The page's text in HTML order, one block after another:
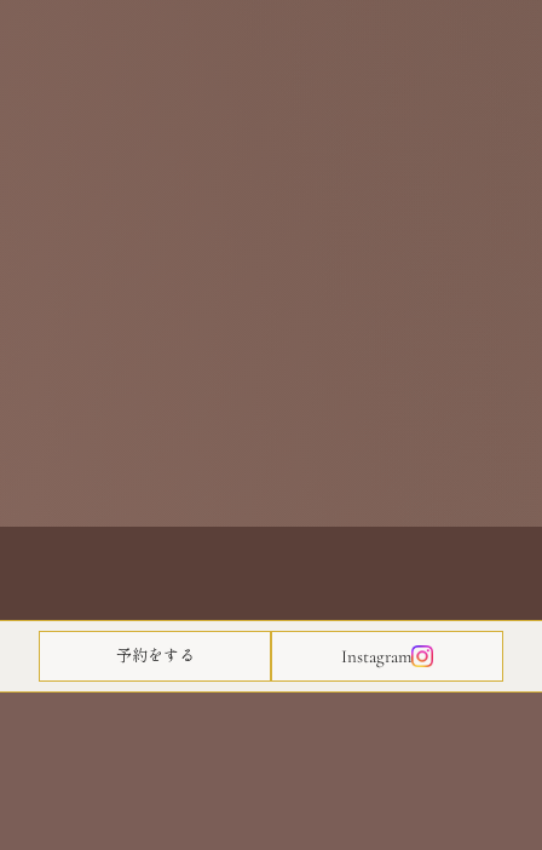
RESERVATION
BEFORE & AFTER
NEWS
予約をする Instagram